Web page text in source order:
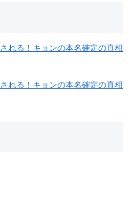
れる！キョンの本名確定の真相
れる！キョンの本名確定の真相